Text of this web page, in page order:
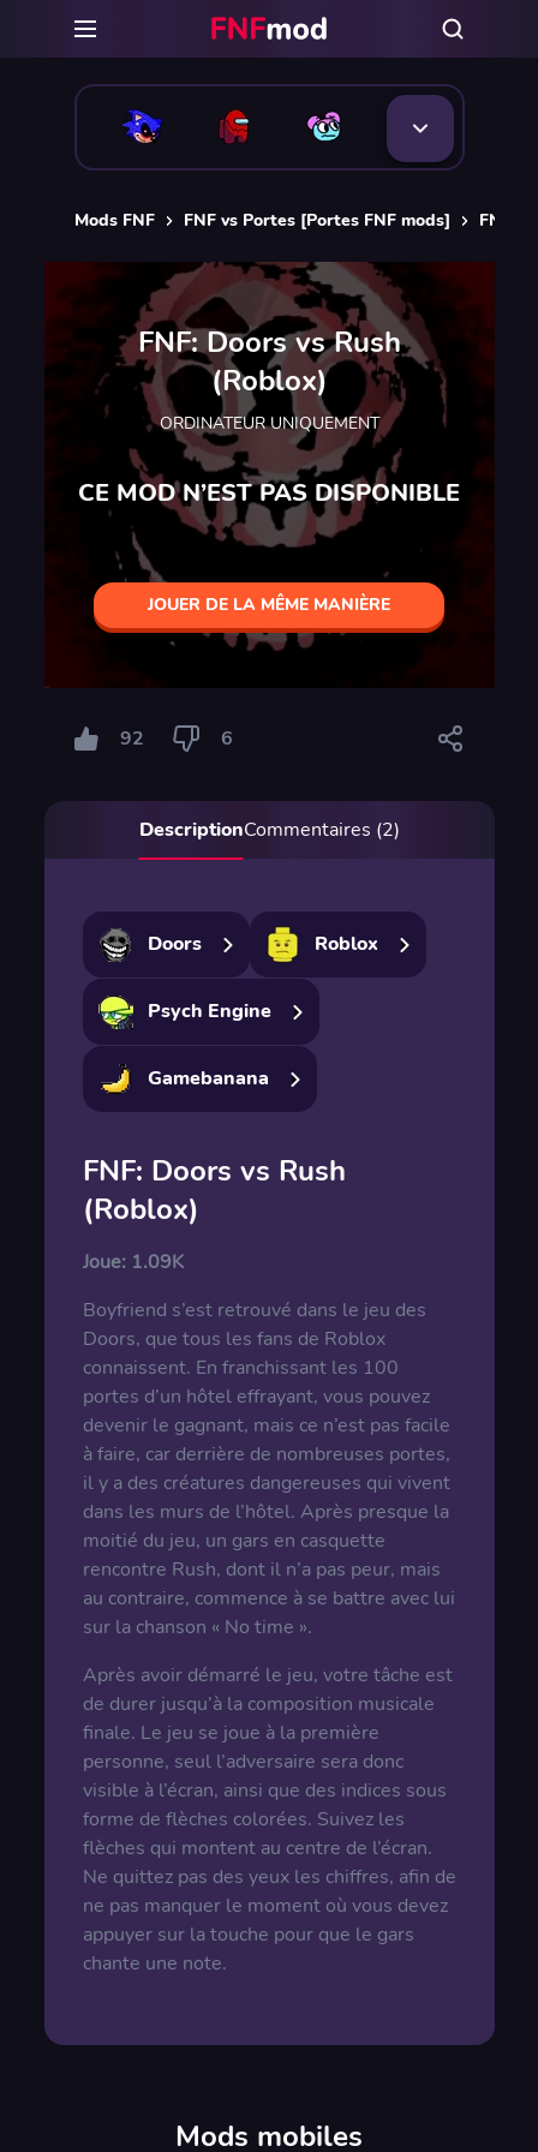
Mods FNF FNF vs Portes [Portes FNF mods] FNF:
FNF: Doors vs Rush
(Roblox)
ORDINATEUR UNIQUEMENT
CE MOD N’EST PAS DISPONIBLE
JOUER DE LA MÊME MANIÈRE
92 6
DescriptionCommentaires (2)
Doors Roblox
Psych Engine
Gamebanana
FNF: Doors vs Rush
(Roblox)
Joue: 1.09K
Boyfriend s’est retrouvé dans le jeu des
Doors, que tous les fans de Roblox
connaissent. En franchissant les 100
portes d’un hôtel effrayant, vous pouvez
devenir le gagnant, mais ce n’est pas facile
à faire, car derrière de nombreuses portes,
il y a des créatures dangereuses qui vivent
dans les murs de l’hôtel. Après presque la
moitié du jeu, un gars en casquette
rencontre Rush, dont il n’a pas peur, mais
au contraire, commence à se battre avec lui
sur la chanson « No time ».
Après avoir démarré le jeu, votre tâche est
de durer jusqu’à la composition musicale
finale. Le jeu se joue à la première
personne, seul l’adversaire sera donc
visible à l’écran, ainsi que des indices sous
forme de flèches colorées. Suivez les
flèches qui montent au centre de l’écran.
Ne quittez pas des yeux les chiffres, afin de
ne pas manquer le moment où vous devez
appuyer sur la touche pour que le gars
chante une note.
Mods mobiles